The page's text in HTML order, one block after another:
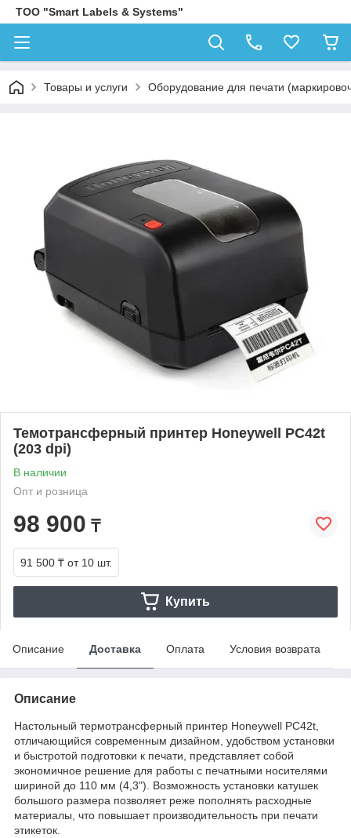
ТОО "Smart Labels & Systems"
Товары и услуги Оборудование для печати
Темотрансферный принтер Honeywell PC42t
(203 dpi)
В наличии
Опт и розница
98 900 ₸
91 500 ₸ от 10 шт.
Купить
Описание Доставка Оплата Условия возврата
Описание
Настольный термотрансферный принтер Honeywell PC42t,
отличающийся современным дизайном, удобством установки
и быстротой подготовки к печати, представляет собой
экономичное решение для работы с печатными носителями
шириной до 110 мм (4,3"). Возможность установки катушек
большого размера позволяет реже пополнять расходные
материалы, что повышает производительность при печати
этикеток.